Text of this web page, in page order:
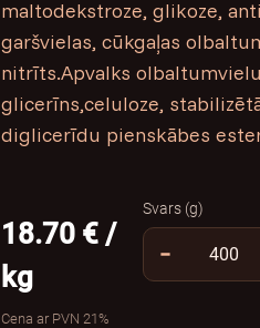
maltodekstroze, glikoze,
garšvielas, cūkgaļas
nitrīts.Apvalks
glicerīns,celuloze,
diglicerīdu pienskābes
18.70 € /
kg
Cena ar PVN 21%
Svars (g)
−